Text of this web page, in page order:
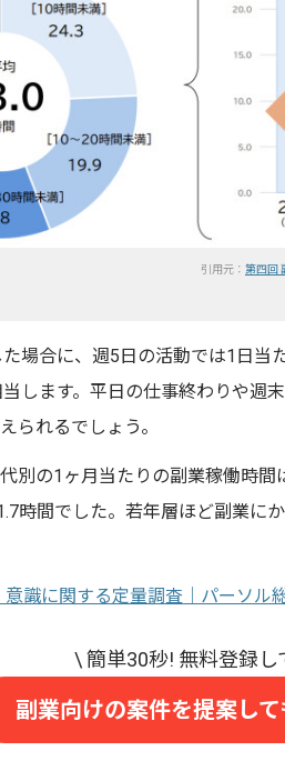
引用元： 第四回
場合に、週5日の活動では1日当
します。平日の仕事終わりや週
られるでしょう。
別の1ヶ月当たりの副業稼働時
時間でした。若年層ほど副業に
識に関する定量調査｜パーソル
副業向けの案件を提案し